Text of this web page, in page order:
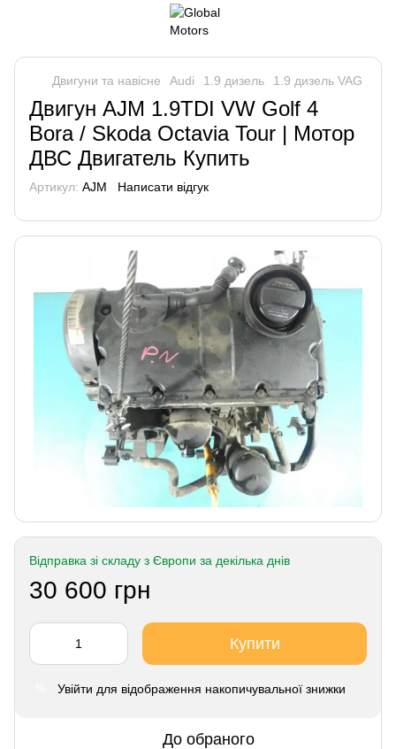
Двигуни та навісне Audi 1.9 дизель 1.9 дизель VAG
Двигун AJM 1.9TDI VW Golf 4
Bora / Skoda Octavia Tour | Мотор
ДВС Двигатель Купить
Артикул: AJM Написати відгук
Відправка зі складу з Європи за декілька днів
30 600 грн
Купити
Увійти для відображення накопичувальної знижки
До обраного